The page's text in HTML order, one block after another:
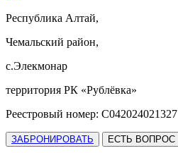
Республика Алтай,
Чемальский район,
с.Элекмонар
территория РК «Рублёвка»
Реестровый номер: С042024021327
ЗАБРОНИРОВАТЬ ЕСТЬ ВОПРОС